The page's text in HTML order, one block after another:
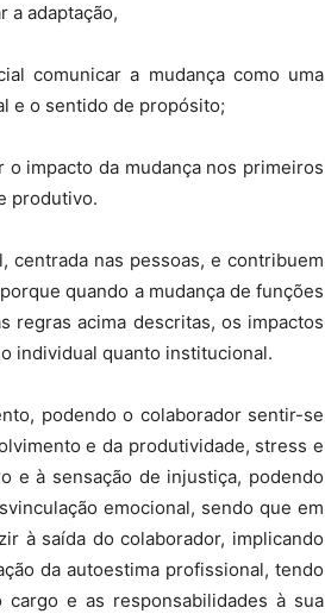
a adaptação,
comunicar a mudança como uma
e o sentido de propósito;
impacto da mudança nos primeiros
produtivo.
centrada nas pessoas, e contribuem
quando a mudança de funções
regras acima descritas, os impactos
individual quanto institucional.
podendo o colaborador sentir-se
e da produtividade, stress e
e à sensação de injustiça, podendo
emocional, sendo que em
à saída do colaborador, implicando
da autoestima profissional, tendo
e as responsabilidades à sua